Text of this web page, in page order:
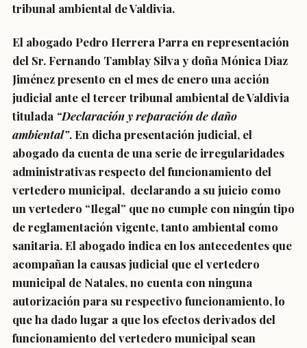
tribunal ambiental de Valdivia.
El abogado Pedro Herrera Parra en representación
del Sr. Fernando Tamblay Silva y doña Mónica Diaz
Jiménez presento en el mes de enero una acción
judicial ante el tercer tribunal ambiental de Valdivia
titulada “Declaración y reparación de daño
ambiental”. En dicha presentación judicial, el
abogado da cuenta de una serie de irregularidades
administrativas respecto del funcionamiento del
vertedero municipal, declarando a su juicio como
un vertedero “Ilegal” que no cumple con ningún tipo
de reglamentación vigente, tanto ambiental como
sanitaria. El abogado indica en los antecedentes que
acompañan la causas judicial que el vertedero
municipal de Natales, no cuenta con ninguna
autorización para su respectivo funcionamiento, lo
que ha dado lugar a que los efectos derivados del
funcionamiento del vertedero municipal sean